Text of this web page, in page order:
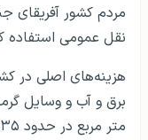
مردم کشور آفریقای
نقل عمومی استفاده
هزینه‌های اصلی در